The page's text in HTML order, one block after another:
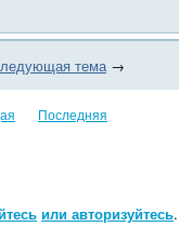
тема→
Последняя
или авторизуйтесь.